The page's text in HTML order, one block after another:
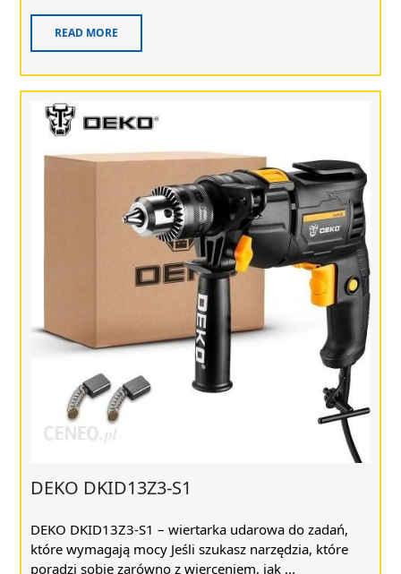
READ MORE
DEKO DKID13Z3-S1
DEKO DKID13Z3-S1 – wiertarka udarowa do zadań,
które wymagają mocy Jeśli szukasz narzędzia, które
poradzi sobie zarówno z wierceniem, jak ...